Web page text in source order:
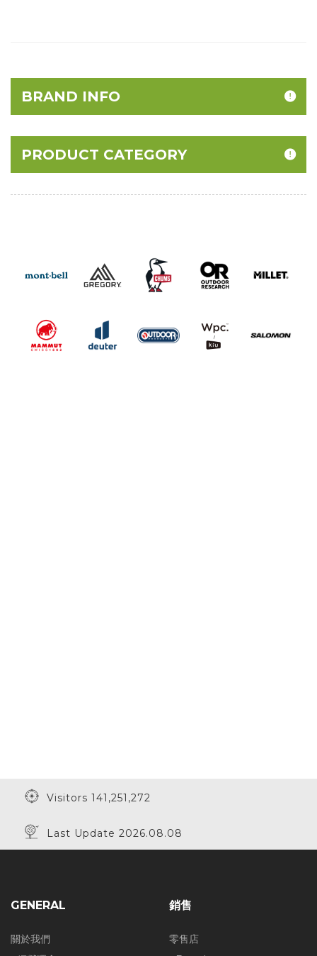
BRAND INFO
PRODUCT CATEGORY
Visitors 141,251,272
Last Update 2026.08.08
GENERAL
關於我們
銷售
零售店